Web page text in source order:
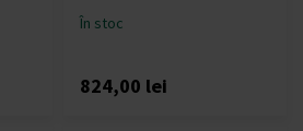
În stoc
824,00 lei